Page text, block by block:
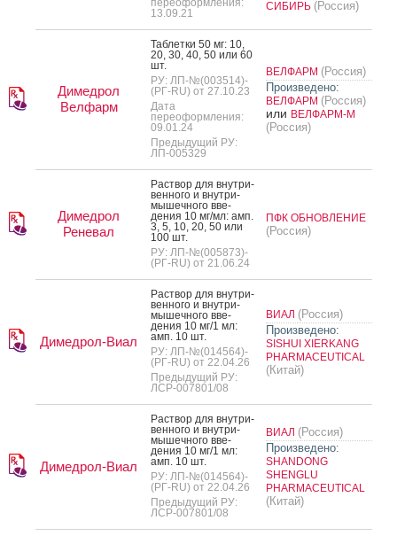
переоформления:
13.09.21
СИБИРЬ (Россия)
Димедрол
Велфарм
Таб­летки 50 мг: 10,
20, 30, 40, 50 или 60
шт.
РУ: ЛП-№(003514)-
(РГ-RU) от 27.10.23
Дата
переоформления:
09.01.24
Предыдущий РУ:
ЛП-005329
ВЕЛФАРМ (Россия)
Произведено:
ВЕЛФАРМ (Россия)
или ВЕЛФАРМ-М
(Россия)
Димедрол
Реневал
Рас­твор для внут­ри­
вен­но­го и внут­ри­
мышеч­но­го вве­
дения 10 мг/мл: амп.
3, 5, 10, 20, 50 или
100 шт.
РУ: ЛП-№(005873)-
(РГ-RU) от 21.06.24
ПФК ОБНОВЛЕНИЕ
(Россия)
Димедрол-Виал
Рас­твор для внут­ри­
вен­но­го и внут­ри­
мышеч­но­го вве­
дения 10 мг/1 мл:
амп. 10 шт.
РУ: ЛП-№(014564)-
(РГ-RU) от 22.04.26
Предыдущий РУ:
ЛСР-007801/08
ВИАЛ (Россия)
Произведено:
SISHUI XIERKANG
PHARMACEUTICAL
(Китай)
Димедрол-Виал
Рас­твор для внут­ри­
вен­но­го и внут­ри­
мышеч­но­го вве­
дения 10 мг/1 мл:
амп. 10 шт.
РУ: ЛП-№(014564)-
(РГ-RU) от 22.04.26
Предыдущий РУ:
ЛСР-007801/08
ВИАЛ (Россия)
Произведено:
SHANDONG
SHENGLU
PHARMACEUTICAL
(Китай)